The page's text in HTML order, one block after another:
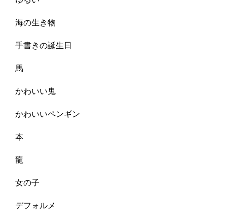
海の生き物
手書きの誕生日
馬
かわいい鬼
かわいいペンギン
本
龍
女の子
デフォルメ